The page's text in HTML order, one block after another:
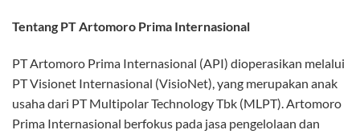
Tentang PT Artomoro Prima Internasional
PT Artomoro Prima Internasional (API) dioperasikan melalui
PT Visionet Internasional (VisioNet), yang merupakan anak
usaha dari PT Multipolar Technology Tbk (MLPT). Artomoro
Prima Internasional berfokus pada jasa pengelolaan dan